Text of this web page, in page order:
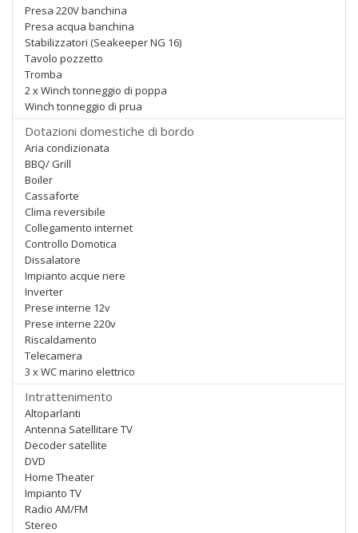
Presa 220V banchina
Presa acqua banchina
Stabilizzatori (Seakeeper NG 16)
Tavolo pozzetto
Tromba
2 x Winch tonneggio di poppa
Winch tonneggio di prua
Dotazioni domestiche di bordo
Aria condizionata
BBQ/ Grill
Boiler
Cassaforte
Clima reversibile
Collegamento internet
Controllo Domotica
Dissalatore
Impianto acque nere
Inverter
Prese interne 12v
Prese interne 220v
Riscaldamento
Telecamera
3 x WC marino elettrico
Intrattenimento
Altoparlanti
Antenna Satellitare TV
Decoder satellite
DVD
Home Theater
Impianto TV
Radio AM/FM
Stereo